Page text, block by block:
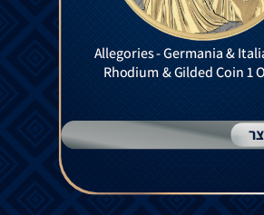
Allegories - Germania &
Rhodium & Gilded Coin 1